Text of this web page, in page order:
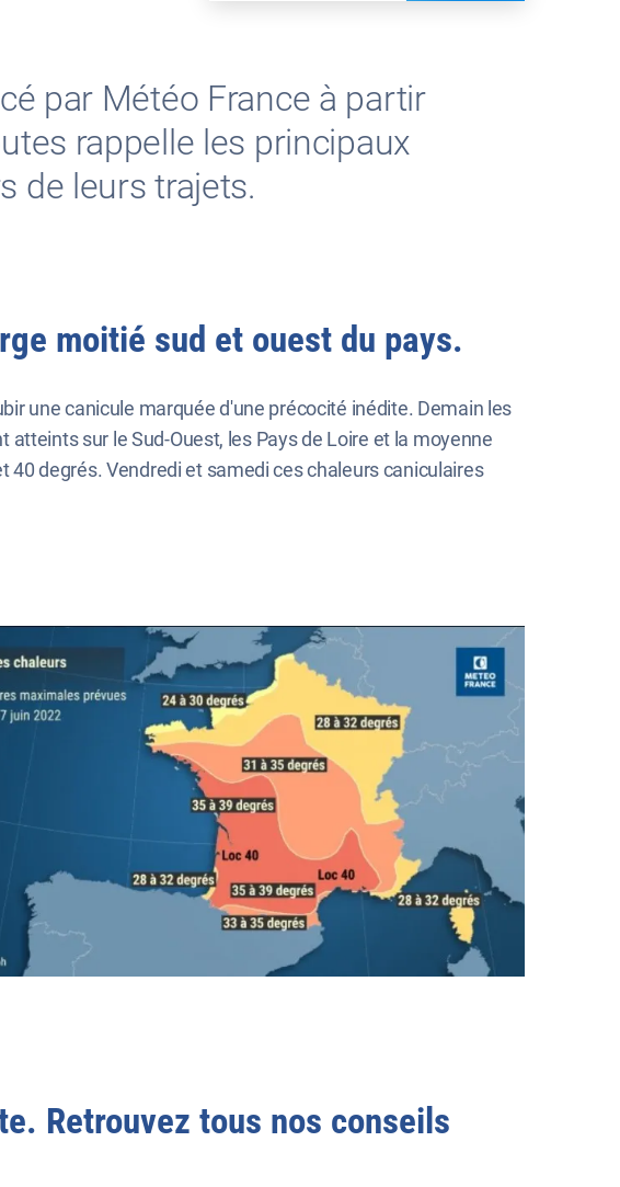
par Météo France à partir
rappelle les principaux
de leurs trajets.
moitié sud et ouest du pays.
une canicule marquée d'une précocité inédite. Demain les
sur le Sud-Ouest, les Pays de Loire et la moyenne
degrés. Vendredi et samedi ces chaleurs caniculaires
Retrouvez tous nos conseils